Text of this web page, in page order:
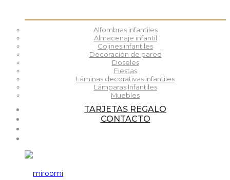
Alfombras infantiles
Almacenaje infantil
Cojines infantiles
Decoración de pared
Doseles
Fiestas
Láminas decorativas infantiles
Lámparas Infantiles
Muebles
TARJETAS REGALO
CONTACTO